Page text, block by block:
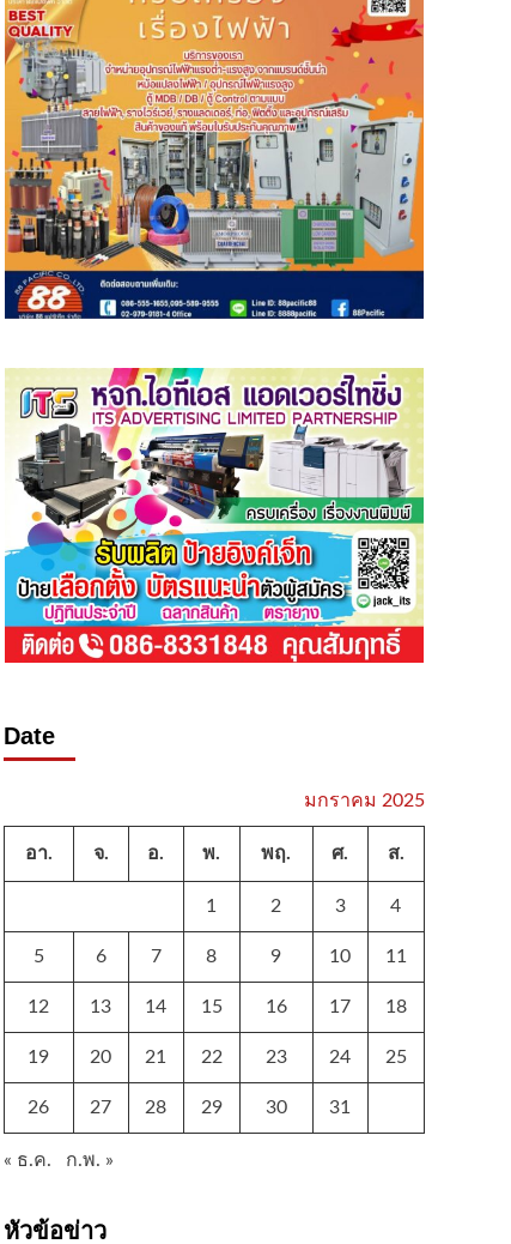
Date
มกราคม 2025
อา. จ. อ. พ. พฤ. ศ. ส.
1 2 3 4
5 6 7 8 9 10 11
12 13 14 15 16 17 18
19 20 21 22 23 24 25
26 27 28 29 30 31
« ธ.ค. ก.พ. »
หัวข้อข่าว